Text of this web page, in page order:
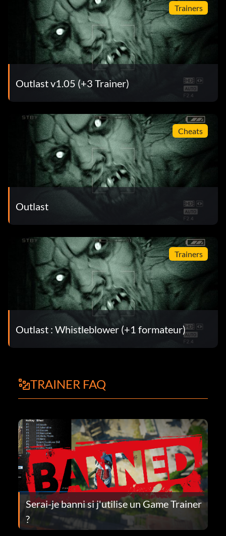
Trainers
Outlast v1.05 (+3 Trainer)
Cheats
Outlast
Trainers
Outlast : Whistleblower (+1 formateur)
TRAINER FAQ
Serai-je banni si j'utilise un Game Trainer
?